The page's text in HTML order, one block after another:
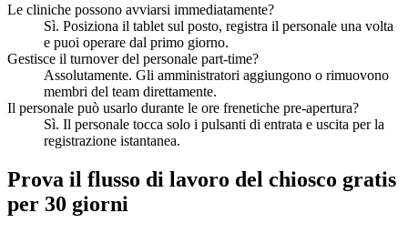
Le cliniche possono avviarsi immediatamente?
Sì. Posiziona il tablet sul posto, registra il personale una volta
e puoi operare dal primo giorno.
Gestisce il turnover del personale part-time?
Assolutamente. Gli amministratori aggiungono o rimuovono
membri del team direttamente.
Il personale può usarlo durante le ore frenetiche pre-apertura?
Sì. Il personale tocca solo i pulsanti di entrata e uscita per la
registrazione istantanea.
Prova il flusso di lavoro del chiosco gratis
per 30 giorni